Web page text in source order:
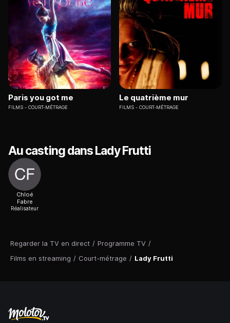
Regarder la TV en direct / Programme TV /
Films en streaming / Court-métrage / Lady Frutti
Paris you got me
FILMS COURT-MÉTRAGE
Le quatrième mur
FILMS COURT-MÉTRAGE
Au casting dans Lady Frutti
Chloé
Fabre
Réalisateur